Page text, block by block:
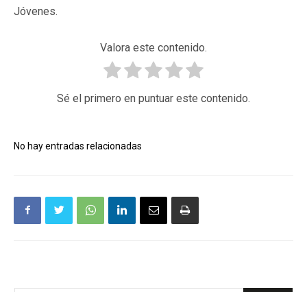
Jóvenes.
Valora este contenido.
Sé el primero en puntuar este contenido.
No hay entradas relacionadas